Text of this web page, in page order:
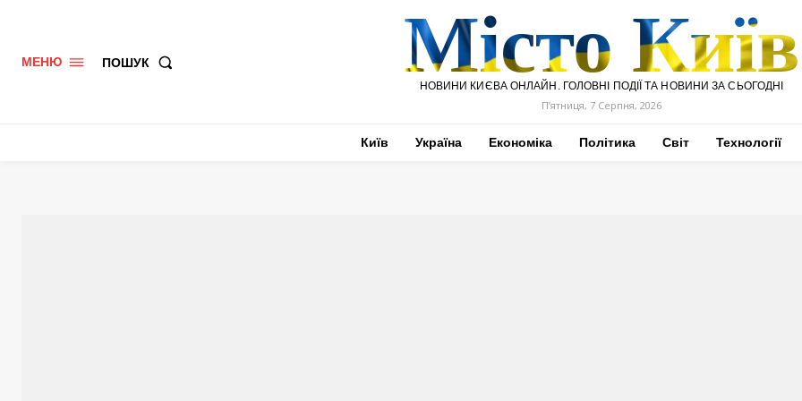
МЕНЮ ПОШУК Місто Київ
НОВИНИ КИЄВА ОНЛАЙН. ГОЛОВНІ ПОДІЇ ТА НОВИНИ ЗА СЬОГОДНІ
П’ятниця, 7 Серпня, 2026
Київ Україна Економіка Політика Світ Технології